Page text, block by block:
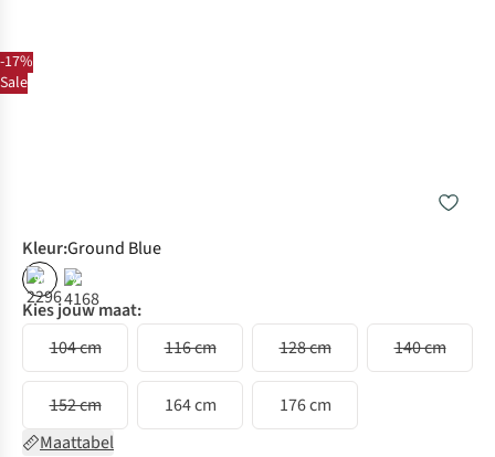
-17%
Sale
Kleur:Ground Blue
% %
Kies jouw maat:
104 cm
116 cm 128 cm 140 cm
152 cm 164 cm
176 cm
Maattabel